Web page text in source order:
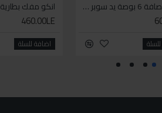
انكو قصافة 6 بوصة يد سوبر وان انكو مفك بطارية 12 فولت
460.00LE
اضافة للسلة